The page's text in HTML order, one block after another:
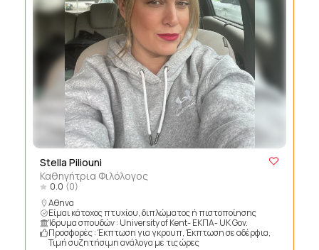
Stella Piliouni
Καθηγήτρια Φιλόλογος
0.0 (0)
Αθηνα
Είμαι κάτοχος πτυχίου, διπλώματος ή πιστοποίησης
Ίδρυμα σπουδών : University of Kent- ΕΚΠΑ- UK Gov.
Προσφορές : Έκπτωση για γκρουπ, Έκπτωση σε αδέρφια,
Τιμή συζητήσιμη ανάλογα με τις ώρες